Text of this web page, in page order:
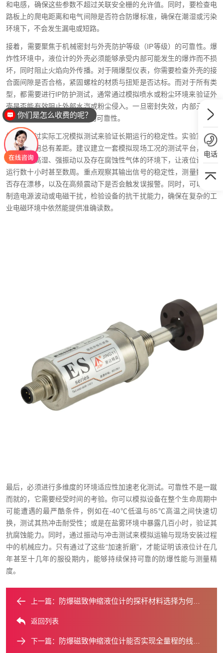
和电感，确保这些参数不超过关联安全栅的允许值。同时，要检查电
路板上的爬电距离和电气间隙是否符合防爆标准，确保在潮湿或污染
环境下，不会发生漏电或短路。
接着，需要聚焦于机械密封与外壳防护等级（IP等级）的可靠性。爆
炸性环境中，液位计的外壳必须能够承受内部可能发生的爆炸而不损
坏，同时阻止火焰向外传播。对于隔爆型仪表，你需要检查外壳的接
合面间隙是否合格，紧固螺栓的材质与扭矩是否达标。而对于所有类
型，都需要进行IP防护测试，通常通过模拟喷水或粉尘环境来验证外
壳是否能有效阻止外部水汽或粉尘侵入。一旦密封失效，内部元件的
腐蚀或短路将直接摧毁设备的可靠性。
然后，通过实际工况模拟测试来验证长期运行的稳定性。实验室测试
与现场应用总有差距。建议建立一套模拟现场工况的测试平台，例如
在高温、高湿、强振动以及存在腐蚀性气体的环境下，让液位计连续
运行数十小时甚至数周。重点观察其输出信号的稳定性，测量数据是
否存在漂移，以及在高频震动下是否会触发误报警。同时，可以人为
制造电源波动或电磁干扰，检验设备的抗干扰能力，确保在复杂的工
业电磁环境中依然能提供准确读数。
最后，必须进行多维度的环境适应性加速老化测试。可靠性不是一蹴
而就的，它需要经受时间的考验。你可以模拟设备在整个生命周期中
可能遭遇的最严酷条件，例如在-40℃低温与85℃高温之间快速切
换，测试其热冲击耐受性；或是在盐雾环境中暴露几百小时，验证其
抗腐蚀能力。同时，通过振动与冲击测试来模拟运输与现场安装过程
中的机械应力。只有通过了这些“加速折磨”，才能证明该液位计在几
年甚至十几年的服役期内，能够持续保持可靠的防爆性能与测量精
度。
上一篇： 防爆磁致伸缩液位计的探杆材料选择为何至关重要？
返回列表
下一篇： 防爆磁致伸缩液位计能否实现全量程的线性精度？
电话
你们是怎么收费的呢？